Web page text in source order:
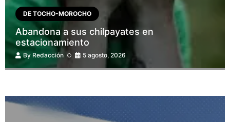
DE TOCHO-MOROCHO
Abandona a sus chilpayates en
estacionamiento
By Redacción 5 agosto, 2026